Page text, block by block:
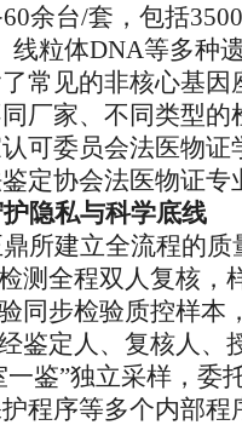
60余台/套，包括
粒体DNA等多种
了常见的非核心基因
厂家、 不同类型的
可委员会法医物
定协会法医物证专
隐私与科学底线
所建立全流程的质
测全程双人复核
同步检验质控样本
鉴定人 、复核人、
一鉴”独立采样，委
程序等多个内部程